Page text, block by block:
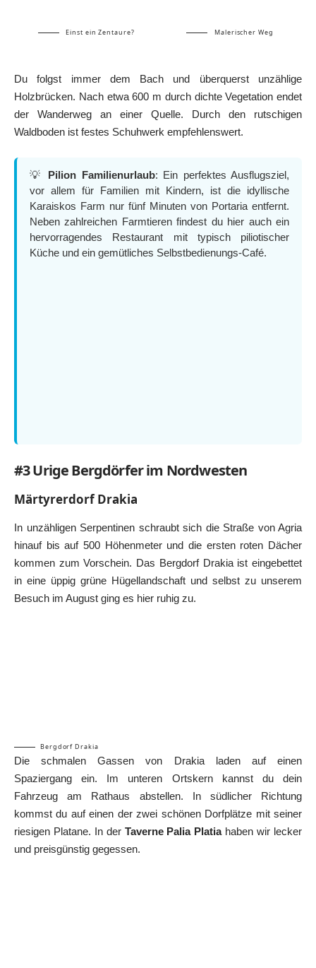
Einst ein Zentaure? Malerischer Weg
Du folgst immer dem Bach und überquerst unzählige
Holzbrücken. Nach etwa 600 m durch dichte Vegetation endet
der Wanderweg an einer Quelle. Durch den rutschigen
Waldboden ist festes Schuhwerk empfehlenswert.
💡 Pilion Familienurlaub: Ein perfektes Ausflugsziel,
vor allem für Familien mit Kindern, ist die idyllische
Karaiskos Farm nur fünf Minuten von Portaria entfernt.
Neben zahlreichen Farmtieren findest du hier auch ein
hervorragendes Restaurant mit typisch piliotischer
Küche und ein gemütliches Selbstbedienungs-Café.
#3 Urige Bergdörfer im Nordwesten
Märtyrerdorf Drakia
In unzähligen Serpentinen schraubt sich die Straße von Agria
hinauf bis auf 500 Höhenmeter und die ersten roten Dächer
kommen zum Vorschein. Das Bergdorf Drakia ist eingebettet
in eine üppig grüne Hügellandschaft und selbst zu unserem
Besuch im August ging es hier ruhig zu.
Bergdorf Drakia
Die schmalen Gassen von Drakia laden auf einen
Spaziergang ein. Im unteren Ortskern kannst du dein
Fahrzeug am Rathaus abstellen. In südlicher Richtung
kommst du auf einen der zwei schönen Dorfplätze mit seiner
riesigen Platane. In der Taverne Palia Platiahaben wir lecker
und preisgünstig gegessen.